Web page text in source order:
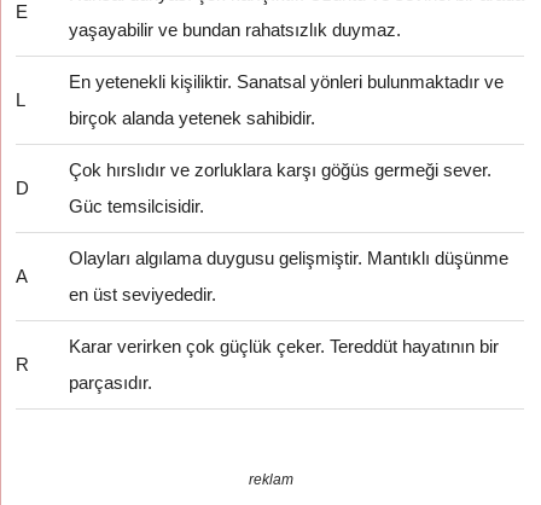
E
yaşayabilir ve bundan rahatsızlık duymaz.
L
En yetenekli kişiliktir. Sanatsal yönleri bulunmaktadır ve
birçok alanda yetenek sahibidir.
D
Çok hırslıdır ve zorluklara karşı göğüs germeği sever.
Güc temsilcisidir.
A
Olayları algılama duygusu gelişmiştir. Mantıklı düşünme
en üst seviyededir.
R
Karar verirken çok güçlük çeker. Tereddüt hayatının bir
parçasıdır.
reklam